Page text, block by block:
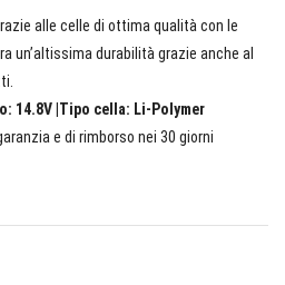
alle celle di ottima qualità con le
un’altissima durabilità grazie anche al
14.8V |Tipo cella: Li-Polymer
e di rimborso nei 30 giorni